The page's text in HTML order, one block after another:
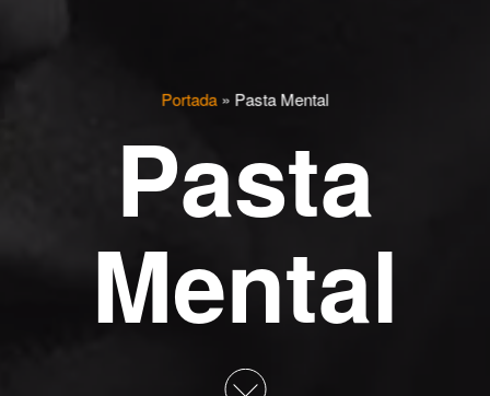
Portada» Pasta Mental
Pasta
Mental